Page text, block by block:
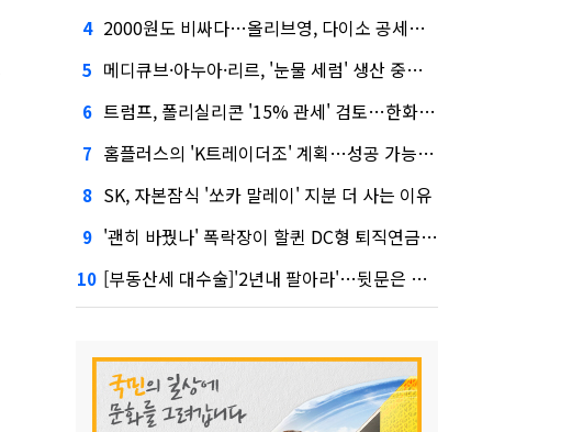
4 2000원도 비싸다…올리브영, 다이소 공세에 '가성비'로 맞불
5 메디큐브·아누아·리르, '눈물 세럼' 생산 중단한다
6 트럼프, 폴리실리콘 '15% 관세' 검토…한화큐셀·OCI 영향은?
7 홈플러스의 'K트레이더조' 계획…성공 가능성은 '글쎄'
8 SK, 자본잠식 '쏘카 말레이' 지분 더 사는 이유
9 '괜히 바꿨나' 폭락장이 할퀸 DC형 퇴직연금…전문가 조언은
10 [부동산세 대수술]'2년내 팔아라'…뒷문은 열었다